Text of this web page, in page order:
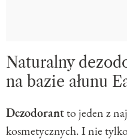
Naturalny
na bazie ałunu
Dezodorantto jeden z
kosmetycznych. I nie